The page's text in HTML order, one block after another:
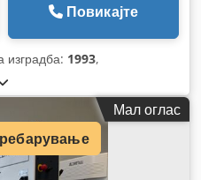
Повикајте
изградба: 1993,
Мал оглас